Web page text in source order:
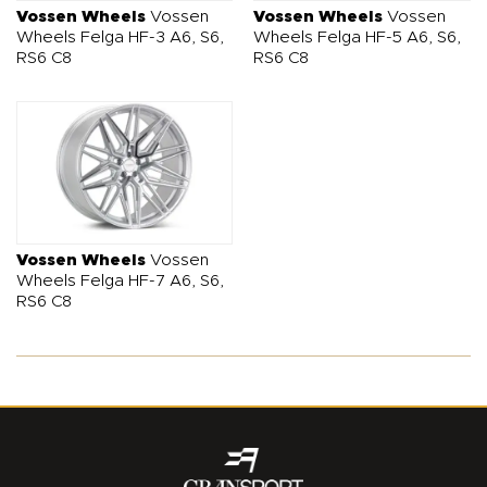
Vossen Wheels Vossen
Wheels Felga HF-3 A6, S6,
RS6 C8
Vossen Wheels Vossen
Wheels Felga HF-5 A6, S6,
RS6 C8
Vossen Wheels Vossen
Wheels Felga HF-7 A6, S6,
RS6 C8